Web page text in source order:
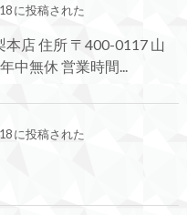
に投稿された
本店 住所 〒400-0117 山
中無休 営業時間...
に投稿された